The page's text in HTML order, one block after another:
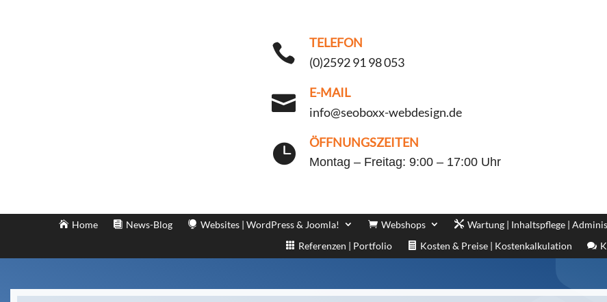

TELEFON
(0)2592 91 98 053

E-MAIL
info@seoboxx-webdesign.de
 ÖFFNUNGSZEITEN
Montag – Freitag: 9:00 – 17:00 Uhr
Home News-Blog Websites | WordPress & Joomla! Webshops Wartung | Inhaltspflege |
Referenzen | Portfolio
Kosten & Preise | Kostenkalkulation